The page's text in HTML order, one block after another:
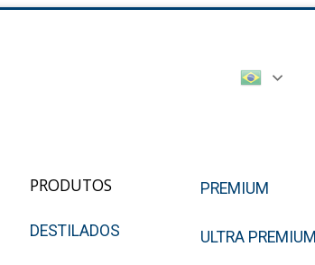
PRODUTOS
DESTILADOS
PREMIUM
ULTRA PREMIUM